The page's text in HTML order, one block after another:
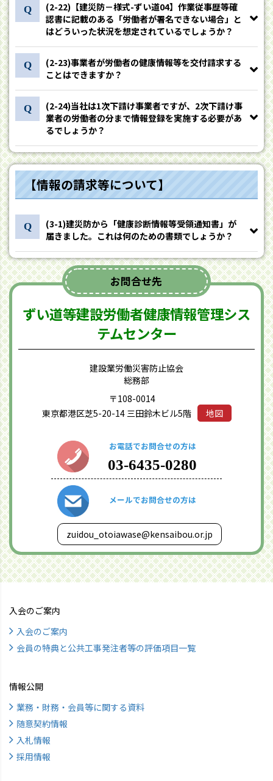
(2-22)【建災防－様式-ずい道04】作業従事歴等確
認書に記載のある「労働者が署名できない場合」と
はどういった状況を想定されているでしょうか？
(2-23)事業者が労働者の健康情報等を交付請求する
ことはできますか？
(2-24)当社は1次下請け事業者ですが、2次下請け事
業者の労働者の分まで情報登録を実施する必要があ
るでしょうか？
【情報の請求等について】
(3-1)建災防から「健康診断情報等受領通知書」が
届きました。これは何のための書類でしょうか？
お問合せ先
ずい道等建設労働者健康情報管理シス
テムセンター
建設業労働災害防止協会
総務部
〒108-0014
東京都港区芝5-20-14 三田鈴木ビル5階
地図
お電話でお問合せの方は
03-6435-0280
メールでお問合せの方は
zuidou_otoiawase@kensaibou.or.jp
入会のご案内
入会のご案内
会員の特典と公共工事発注者等の評価項目一覧
情報公開
業務・財務・会員等に関する資料
随意契約情報
入札情報
採用情報